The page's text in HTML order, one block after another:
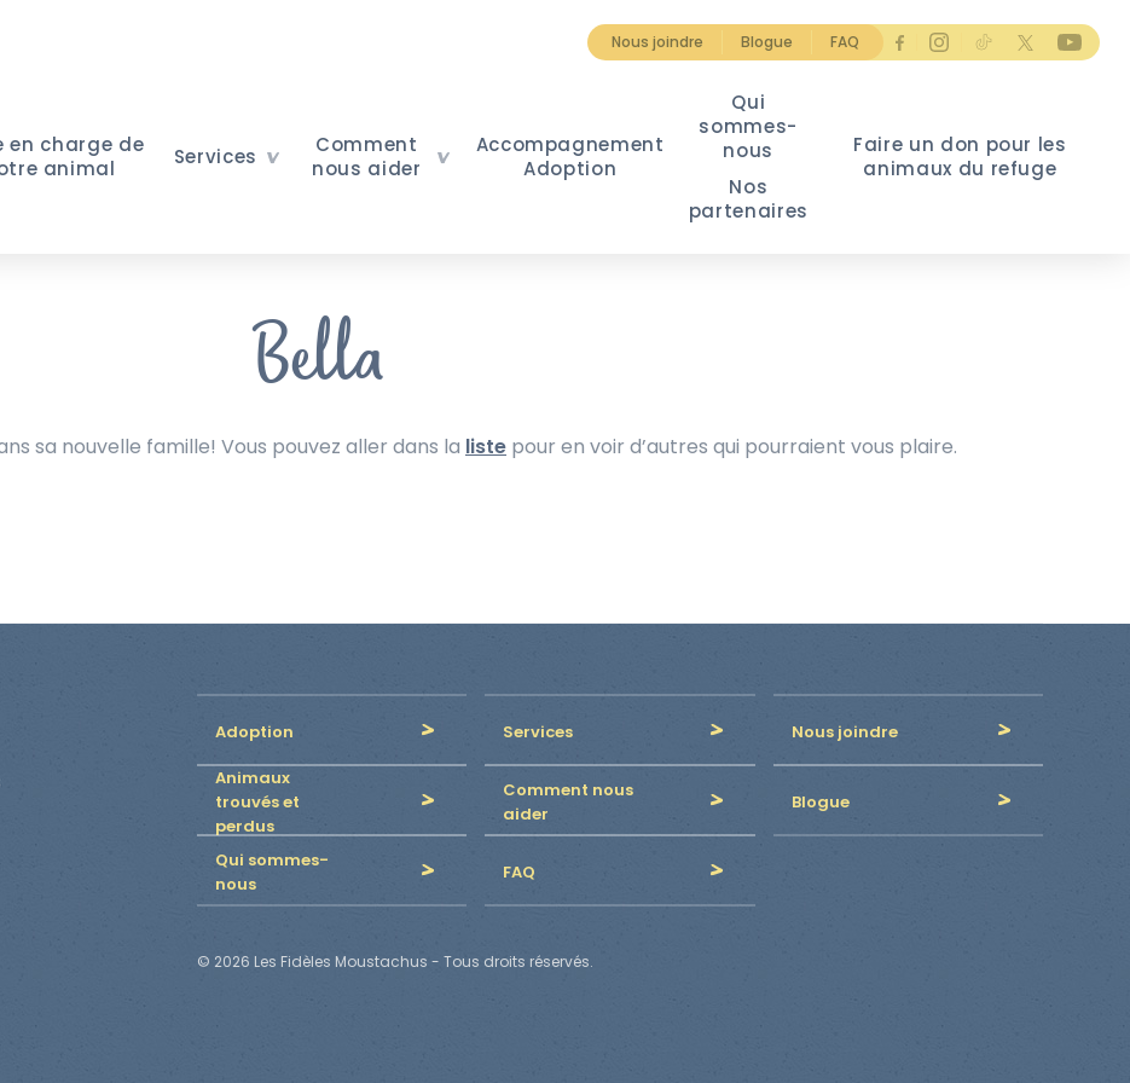
Nous joindre Blogue FAQ
en charge de
animal
Services
Comment
nous aider
Accompagnement
Adoption
Qui
sommes-
nous
Nos
partenaires
Faire un don pour les
animaux du refuge
Bella
sa nouvelle famille! Vous pouvez aller dans la liste pour en voir d’autres qui pourraient vous plaire.
Adoption Services
Nous joindre
Animaux
trouvés et
perdus
Comment nous
aider
Blogue
Qui sommes-
nous
FAQ
© 2026 Les Fidèles Moustachus - Tous droits réservés.